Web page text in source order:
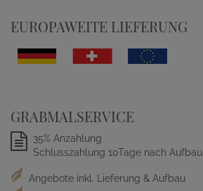
EUROPAWEITE LIEFERUNG
GRABMALSERVICE
35% Anzahlung
Schlusszahlung 10Tage nach Aufbau
Angebote inkl. Lieferung & Aufbau